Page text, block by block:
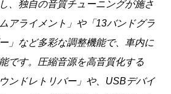
、独自の音質チューニングが施さ
アライメント」や「13バンドグラ
」など多彩な調整機能で、車内に
です。圧縮音源を高音質化する
ンドレトリバー」や、USBデバイ